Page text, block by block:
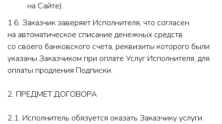
на Сайте).
1.6. Заказчик заверяет Исполнителя, что согласен
на автоматическое списание денежных средств
со своего банковского счета, реквизиты которого были
указаны Заказчиком при оплате Услуг Исполнителя, для
оплаты продления Подписки.
2. ПРЕДМЕТ ДОГОВОРА
2.1. Исполнитель обязуется оказать Заказчику услуги